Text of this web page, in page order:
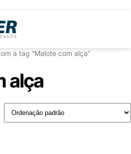
a tag “Malote com alça”
alça